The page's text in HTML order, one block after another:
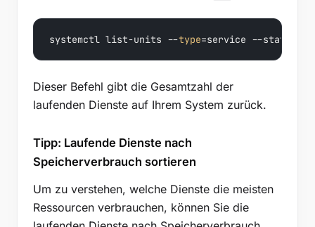
systemctl list-units --type=service --
Dieser Befehl gibt die Gesamtzahl der
laufenden Dienste auf Ihrem System zurück.
Tipp: Laufende Dienste nach
Speicherverbrauch sortieren
Um zu verstehen, welche Dienste die meisten
Ressourcen verbrauchen, können Sie die